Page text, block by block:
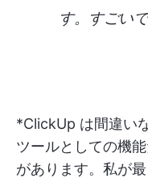
す。すごいで
*ClickUp は間違い
ツールとしての機
があります。私が